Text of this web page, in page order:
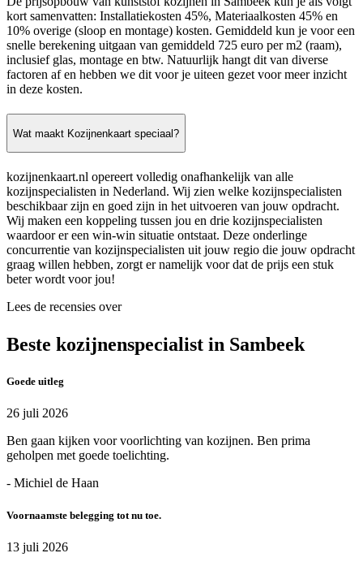
kort samenvatten: Installatiekosten 45%, Materiaalkosten 45% en
10% overige (sloop en montage) kosten. Gemiddeld kun je voor een
snelle berekening uitgaan van gemiddeld 725 euro per m2 (raam),
inclusief glas, montage en btw. Natuurlijk hangt dit van diverse
factoren af en hebben we dit voor je uiteen gezet voor meer inzicht
in deze kosten.
Wat maakt Kozijnenkaart speciaal?
kozijnenkaart.nl opereert volledig onafhankelijk van alle
kozijnspecialisten in Nederland. Wij zien welke kozijnspecialisten
beschikbaar zijn en goed zijn in het uitvoeren van jouw opdracht.
Wij maken een koppeling tussen jou en drie kozijnspecialisten
waardoor er een win-win situatie ontstaat. Deze onderlinge
concurrentie van kozijnspecialisten uit jouw regio die jouw opdracht
graag willen hebben, zorgt er namelijk voor dat de prijs een stuk
beter wordt voor jou!
Lees de recensies over
Beste kozijnenspecialist in Sambeek
Goede uitleg
26 juli 2026
Ben gaan kijken voor voorlichting van kozijnen. Ben prima
geholpen met goede toelichting.
- Michiel de Haan
Voornaamste belegging tot nu toe.
13 juli 2026